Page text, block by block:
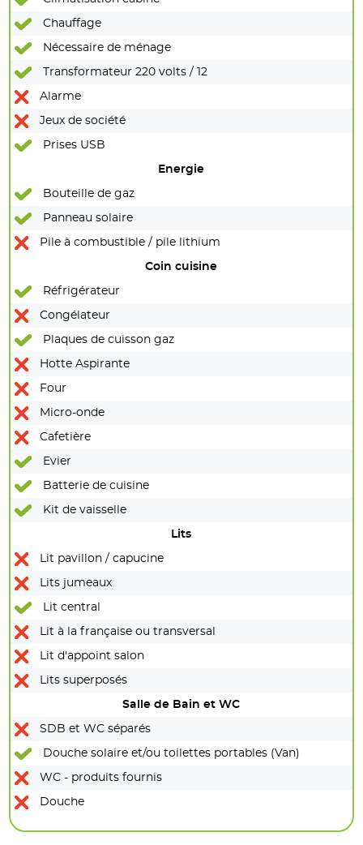
Chauffage
Nécessaire de ménage
Transformateur 220 volts / 12
Alarme
Jeux de société
Prises USB
Energie
Bouteille de gaz
Panneau solaire
Pile à combustible / pile lithium
Coin cuisine
Réfrigérateur
Congélateur
Plaques de cuisson gaz
Hotte Aspirante
Four
Micro-onde
Cafetière
Evier
Batterie de cuisine
Kit de vaisselle
Lits
Lit pavillon / capucine
Lits jumeaux
Lit central
Lit à la française ou transversal
Lit d'appoint salon
Lits superposés
Salle de Bain et WC
SDB et WC séparés
Douche solaire et/ou toilettes portables (Van)
WC - produits fournis
Douche